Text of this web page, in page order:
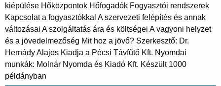
kiépülése Hőközpontok Hőfogadók Fogyasztói rendszerek
Kapcsolat a fogyasztókkal A szervezeti felépítés és annak
változásai A szolgáltatás ára és költségei A vagyoni helyzet
és a jövedelmezőség Mit hoz a jövő? Szerkesztő: Dr.
Hernády Alajos Kiadja a Pécsi Távfűtő Kft. Nyomdai
munkák: Molnár Nyomda és Kiadó Kft. Készült 1000
példányban